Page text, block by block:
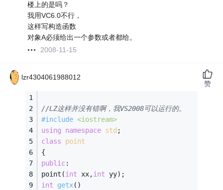
楼上的是吗？
我用VC6.0不行，
这样写构造函数
对象A必须给出一个参数或者都给。
2008-11-15
lzr4304061988012
//LZ这样并没有错啊，我VS2008可以运行的。
#include <iostream>
using
namespace std ;
class
point
{
public:
point(int xx,int yy);
int
getx()
赞